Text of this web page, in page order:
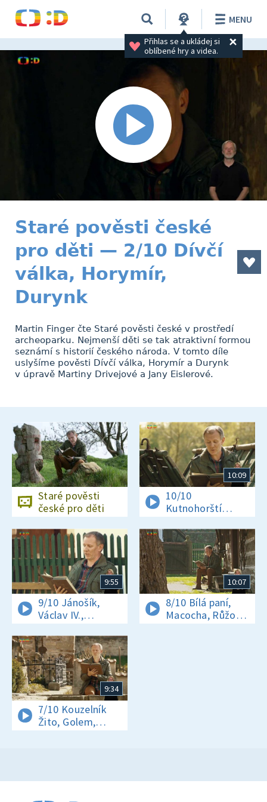
Přihlas se a ukládej si
oblíbené hry a videa.
MENU
Staré pověsti české
pro děti — 2/10 Dívčí
válka, Horymír,
Durynk
Martin Finger čte Staré pověsti české v prostředí
archeoparku. Nejmenší děti se tak atraktivní formou
seznámí s historií českého národa. V tomto díle
uslyšíme pověsti Dívčí válka, Horymír a Durynk
v úpravě Martiny Drivejové a Jany Eislerové.
Staré pověsti
české pro děti
10:09
10/10
Kutnohorští
havíři, Boží soud,
Blaničtí rytíři
9:55
9/10 Jánošík,
Václav IV.,
O Žižkovi
10:07
8/10 Bílá paní,
Macocha, Růžový
palouček
9:34
7/10 Kouzelník
Žito, Golem,
Faustův dům